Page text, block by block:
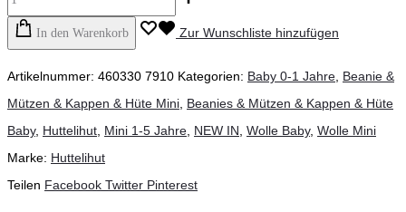
In den Warenkorb Zur Wunschliste hinzufügen
Artikelnummer: 460330 7910 Kategorien: Baby 0-1 Jahre, Beanie &
Mützen & Kappen & Hüte Mini, Beanies & Mützen & Kappen & Hüte
Baby, Huttelihut, Mini 1-5 Jahre, NEW IN, Wolle Baby, Wolle Mini
Marke: Huttelihut
Teilen Facebook Twitter Pinterest